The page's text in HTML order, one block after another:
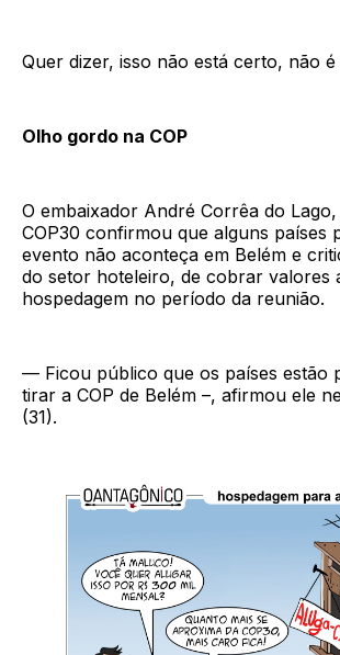
Quer dizer, isso não está certo, não é
Olho gordo na COP
O embaixador André Corrêa do
COP30 confirmou que alguns países
evento não aconteça em Belém e
do setor hoteleiro, de cobrar valores
hospedagem no período da reunião.
— Ficou público que os países estão
tirar a COP de Belém –, afirmou ele
(31).